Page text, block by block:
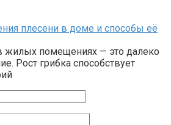
плесени в доме и способы её
жилых помещениях — это далеко
Рост грибка способствует